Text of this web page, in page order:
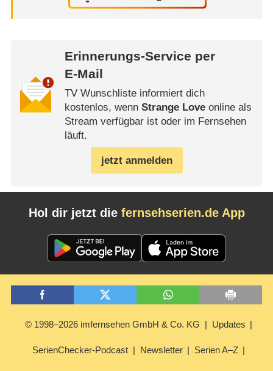
Erinnerungs-Service per
E-Mail
TV Wunschliste informiert dich
kostenlos, wenn Strange Loveonline als
Stream verfügbar ist oder im Fernsehen
läuft.
jetzt anmelden
Hol dir jetzt die fernsehserien.de App
© 1998–2026 imfernsehen GmbH & Co. KG Updates
SerienChecker-Podcast Newsletter Serien A–Z